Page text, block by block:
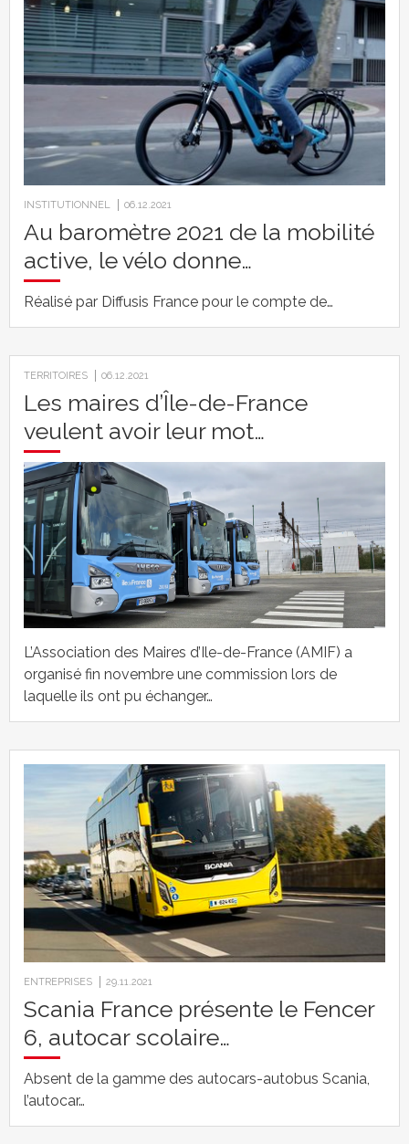
INSTITUTIONNEL 06.12.2021
Au baromètre 2021 de la mobilité
active, le vélo donne…
Réalisé par Diffusis France pour le compte de…
TERRITOIRES 06.12.2021
Les maires d’Île-de-France
veulent avoir leur mot…
L’Association des Maires d’Ile-de-France (AMIF) a
organisé fin novembre une commission lors de
laquelle ils ont pu échanger…
ENTREPRISES 29.11.2021
Scania France présente le Fencer
6, autocar scolaire…
Absent de la gamme des autocars-autobus Scania,
l’autocar…